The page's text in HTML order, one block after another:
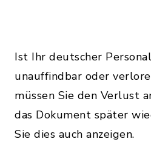
Ist Ihr deutscher
unauffindbar oder
müssen Sie den Verlust
das Dokument später
Sie dies auch anzeigen.